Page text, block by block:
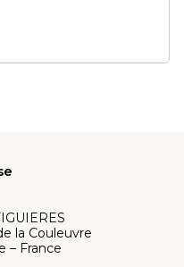
la Couleuvre
– France